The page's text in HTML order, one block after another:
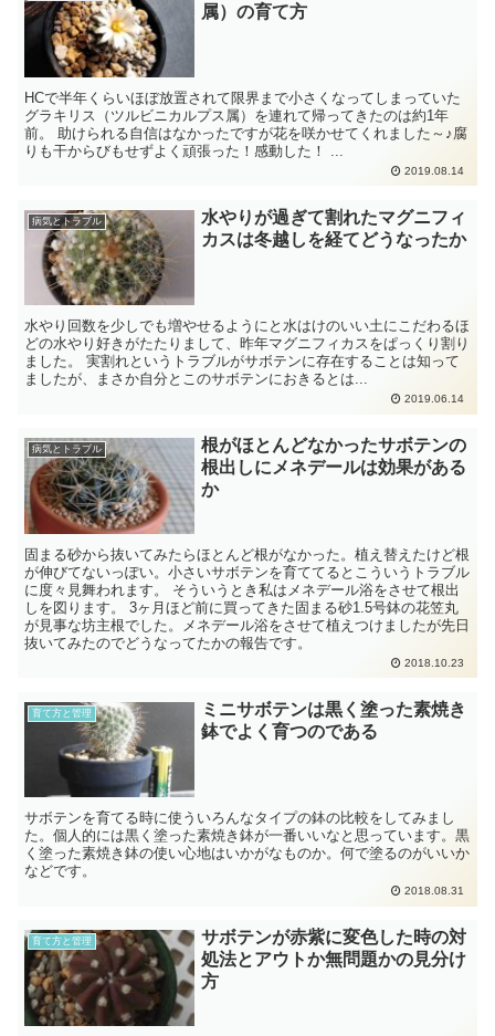
属）の育て方
HCで半年くらいほぼ放置されて限界まで小さくなってしまっていた
グラキリス（ツルビニカルプス属）を連れて帰ってきたのは約1年
前。 助けられる自信はなかったですが花を咲かせてくれました～♪腐
りも干からびもせずよく頑張った！感動した！ ...
2019.08.14
病気とトラブル
水やりが過ぎて割れたマグニフィ
カスは冬越しを経てどうなったか
水やり回数を少しでも増やせるようにと水はけのいい土にこだわるほ
どの水やり好きがたたりまして、昨年マグニフィカスをぱっくり割り
ました。 実割れというトラブルがサボテンに存在することは知って
ましたが、まさか自分とこのサボテンにおきるとは...
2019.06.14
病気とトラブル
根がほとんどなかったサボテンの
根出しにメネデールは効果がある
か
固まる砂から抜いてみたらほとんど根がなかった。植え替えたけど根
が伸びてないっぽい。小さいサボテンを育ててるとこういうトラブル
に度々見舞われます。 そういうとき私はメネデール浴をさせて根出
しを図ります。 3ヶ月ほど前に買ってきた固まる砂1.5号鉢の花笠丸
が見事な坊主根でした。メネデール浴をさせて植えつけましたが先日
抜いてみたのでどうなってたかの報告です。
2018.10.23
育て方と管理
ミニサボテンは黒く塗った素焼き
鉢でよく育つのである
サボテンを育てる時に使ういろんなタイプの鉢の比較をしてみまし
た。個人的には黒く塗った素焼き鉢が一番いいなと思っています。黒
く塗った素焼き鉢の使い心地はいかがなものか。何で塗るのがいいか
などです。
2018.08.31
育て方と管理
サボテンが赤紫に変色した時の対
処法とアウトか無問題かの見分け
方